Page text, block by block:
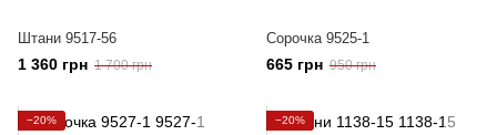
Штани 9517-56
1 360 грн 1 700 грн
Сорочка 9525-1
665 грн 950 грн
−20% −20%